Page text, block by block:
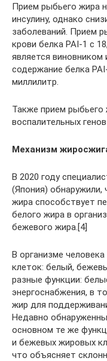
Прием рыбьего жира
инсулину, однако
заболеваний. Прием
крови белка PAI-1 с
является виновником
содержание белка
миллилитр.
Также прием рыбьего
воспалительных
Механизм
В 2020 году
(Япония) обнаружили,
жира способствует
белого жира в
бежевого жира.[4]
В организме
клеток: белый,
разные функции:
энергоснабжения, в
жир для
Недавно
основном те же
и бежевых жировых
что объясняет